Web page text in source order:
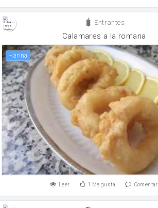
Entrantes
Calamares a la romana
harina
Leer 1 Me gusta Comentar